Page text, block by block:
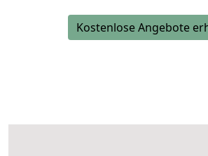
Kostenlose Angebote